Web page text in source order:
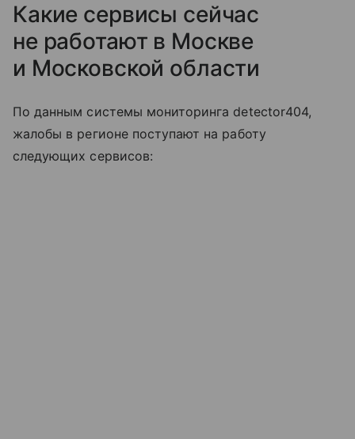
Какие сервисы сейчас
не работают в Москве
и Московской области
По данным системы мониторинга detector404,
жалобы в регионе поступают на работу
следующих сервисов: